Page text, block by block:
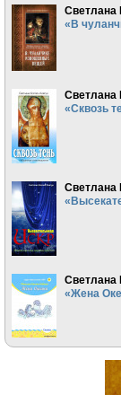
Светлана
«В
Светлана
«Сквозь
Светлана
Светлана
«Жена